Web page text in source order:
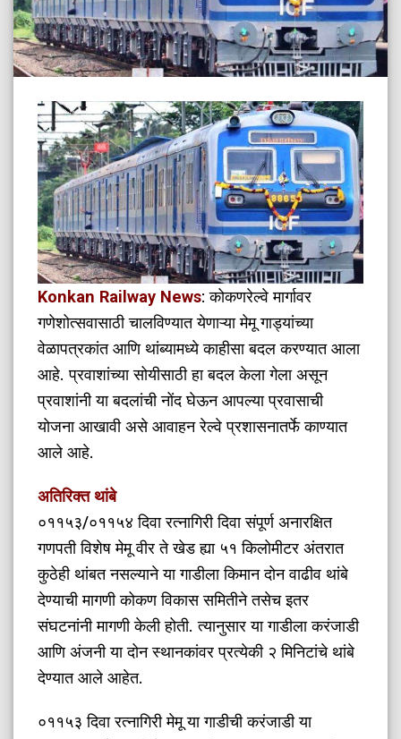
Konkan Railway News: कोकणरेल्वे मार्गावर
गणेशोत्सवासाठी चालविण्यात येणाऱ्या मेमू गाड्यांच्या
वेळापत्रकांत आणि थांब्यामध्ये काहीसा बदल करण्यात आला
आहे. प्रवाशांच्या सोयीसाठी हा बदल केला गेला असून
प्रवाशांनी या बदलांची नोंद घेऊन आपल्या प्रवासाची
योजना आखावी असे आवाहन रेल्वे प्रशासनातर्फे काण्यात
आले आहे.
अतिरिक्त थांबे
०११५३/०११५४ दिवा रत्नागिरी दिवा संपूर्ण अनारक्षित
गणपती विशेष मेमू वीर ते खेड ह्या ५१ किलोमीटर अंतरात
कुठेही थांबत नसल्याने या गाडीला किमान दोन वाढीव थांबे
देण्याची मागणी कोकण विकास समितीने तसेच इतर
संघटनांनी मागणी केली होती. त्यानुसार या गाडीला करंजाडी
आणि अंजनी या दोन स्थानकांवर प्रत्येकी २ मिनिटांचे थांबे
देण्यात आले आहेत.
०११५३ दिवा रत्नागिरी मेमू या गाडीची करंजाडी या